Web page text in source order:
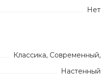
Нет
Классика, Современный,
Настенный